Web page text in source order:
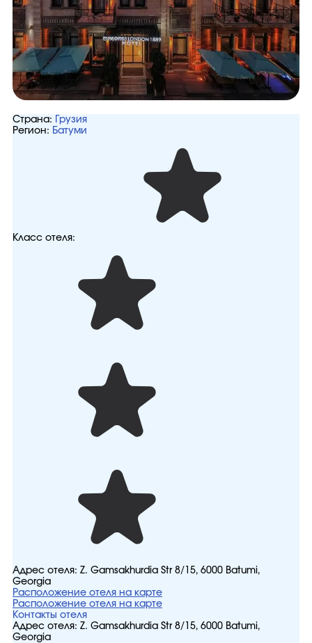
Страна:
Грузия
Регион: Батуми
Класс отеля:
Адрес отеля: Z. Gamsakhurdia Str 8/15, 6000 Batumi,
Georgia
Расположение отеля на карте
Расположение отеля на карте
Контакты отеля
Адрес отеля: Z. Gamsakhurdia Str 8/15, 6000 Batumi,
Georgia